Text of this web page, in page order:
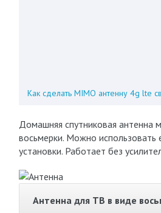
Как сделать MIMO антенну 4g lte
Домашняя спутниковая антенна
восьмерки. Можно использовать
установки. Работает без
Антенна для ТВ в виде